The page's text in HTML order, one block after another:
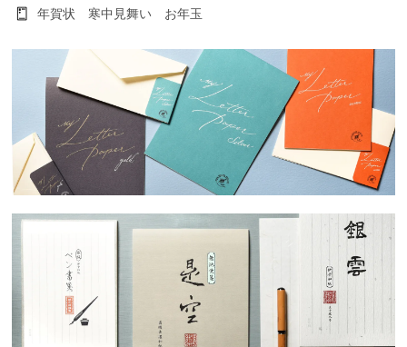
年賀状 寒中見舞い お年玉